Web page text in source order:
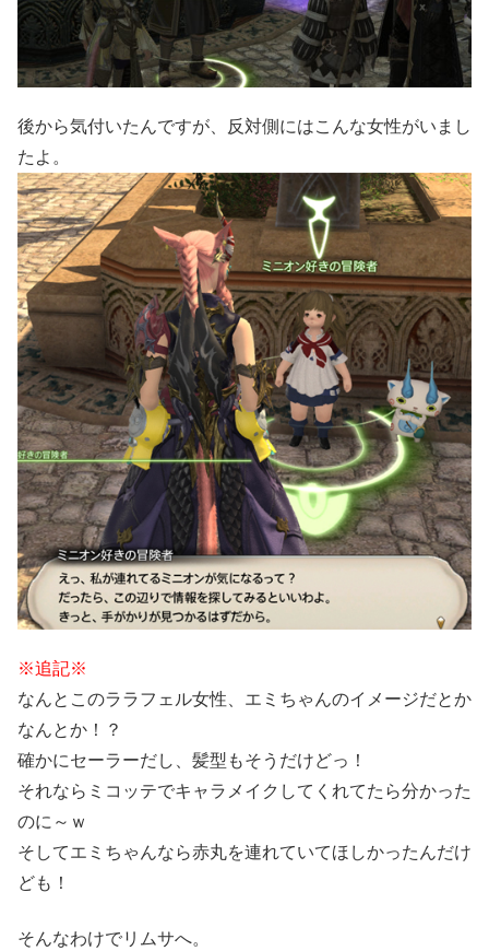
後から気付いたんですが、反対側にはこんな女性がいまし
たよ。
※追記※
なんとこのララフェル女性、エミちゃんのイメージだとか
なんとか！？
確かにセーラーだし、髪型もそうだけどっ！
それならミコッテでキャラメイクしてくれてたら分かった
のに～ｗ
そしてエミちゃんなら赤丸を連れていてほしかったんだけ
ども！
そんなわけでリムサへ。